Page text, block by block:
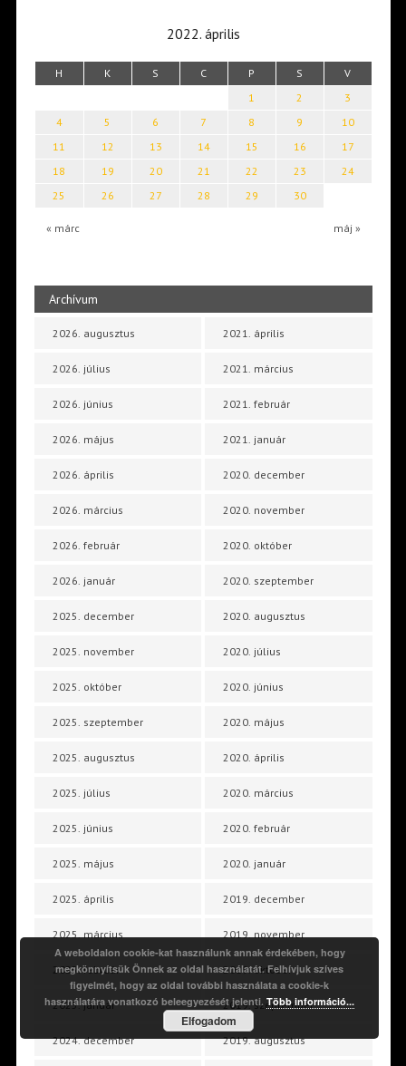
2022. április
H K S C P S V
« márc máj »
1 2
3
4
5 6 7 8 9
10
11
12 13 14 15 16
17
18
19 20 21 22 23
24
25
26 27 28 29 30
Archívum
2026. augusztus
2026. július
2026. június
2026. május
2026. április
2026. március
2026. február
2026. január
2025. december
2025. november
2025. október
2025. szeptember
2025. augusztus
2025. július
2025. június
2025. május
2025. április
2025. március
2025. február
2025. január
2024. december
2021. április
2021. március
2021. február
2021. január
2020. december
2020. november
2020. október
2020. szeptember
2020. augusztus
2020. július
2020. június
2020. május
2020. április
2020. március
2020. február
2020. január
2019. december
2019. november
2019. október
2019. szeptember
2019. augusztus
A weboldalon cookie-kat használunk annak érdekében, hogy
megkönnyítsük Önnek az oldal használatát. Felhívjuk szíves
figyelmét, hogy az oldal további használata a cookie-k
használatára vonatkozó beleegyezését jelenti.Több információ...
Elfogadom